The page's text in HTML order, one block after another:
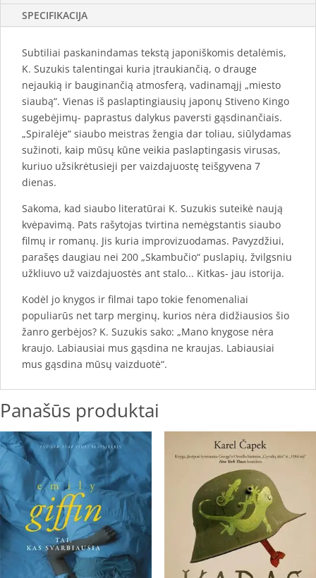
SPECIFIKACIJA
Subtiliai paskanindamas tekstą japoniškomis detalėmis,
K. Suzukis talentingai kuria įtraukiančią, o drauge
nejaukią ir bauginančią atmosferą, vadinamąjį „miesto
siaubą“. Vienas iš paslaptingiausių japonų Stiveno Kingo
sugebėjimų- paprastus dalykus paversti gąsdinančiais.
„Spiralėje“ siaubo meistras žengia dar toliau, siūlydamas
sužinoti, kaip mūsų kūne veikia paslaptingasis virusas,
kuriuo užsikrėtusieji per vaizdajuostę teišgyvena 7
dienas.
Sakoma, kad siaubo literatūrai K. Suzukis suteikė naują
kvėpavimą. Pats rašytojas tvirtina nemėgstantis siaubo
filmų ir romanų. Jis kuria improvizuodamas. Pavyzdžiui,
parašęs daugiau nei 200 „Skambučio“ puslapių, žvilgsniu
užkliuvo už vaizdajuostės ant stalo... Kitkas- jau istorija.
Kodėl jo knygos ir filmai tapo tokie fenomenaliai
populiarūs net tarp merginų, kurios nėra didžiausios šio
žanro gerbėjos? K. Suzukis sako: „Mano knygose nėra
kraujo. Labiausiai mus gąsdina ne kraujas. Labiausiai
mus gąsdina mūsų vaizduotė“.
Panašūs produktai